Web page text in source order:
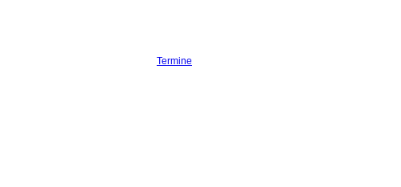
Termine